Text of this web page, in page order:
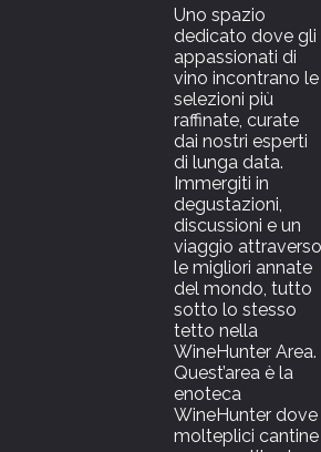
Uno spazio
dedicato dove gli
appassionati di
vino incontrano le
selezioni più
raffinate, curate
dai nostri esperti
di lunga data.
Immergiti in
degustazioni,
discussioni e un
viaggio attraverso
le migliori annate
del mondo, tutto
sotto lo stesso
tetto nella
WineHunter Area.
Quest’area è la
enoteca
WineHunter dove
molteplici cantine